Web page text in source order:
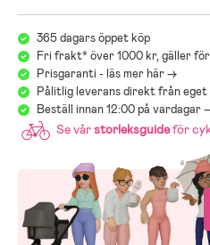
365 dagars öppet köp
Fri frakt* över 1000 kr, gäller
Prisgaranti - läs mer här ->
Pålitlig leverans direkt från eget
Beställ innan 12:00 på vardagar
Se vårstorleksguideför